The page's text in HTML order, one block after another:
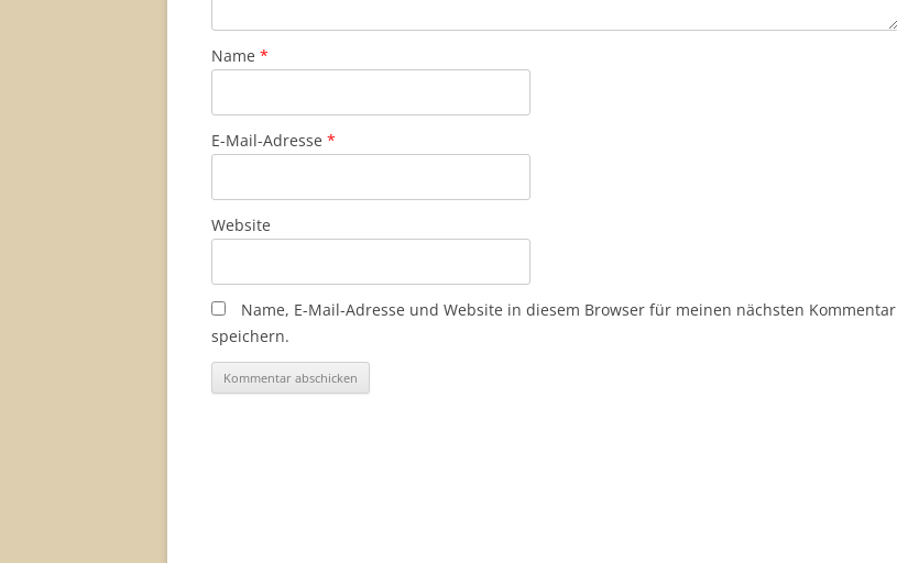
Name *
E-Mail-Adresse *
Website
Name, E-Mail-Adresse und Website in diesem Browser für meinen nächsten Kommentar
speichern.